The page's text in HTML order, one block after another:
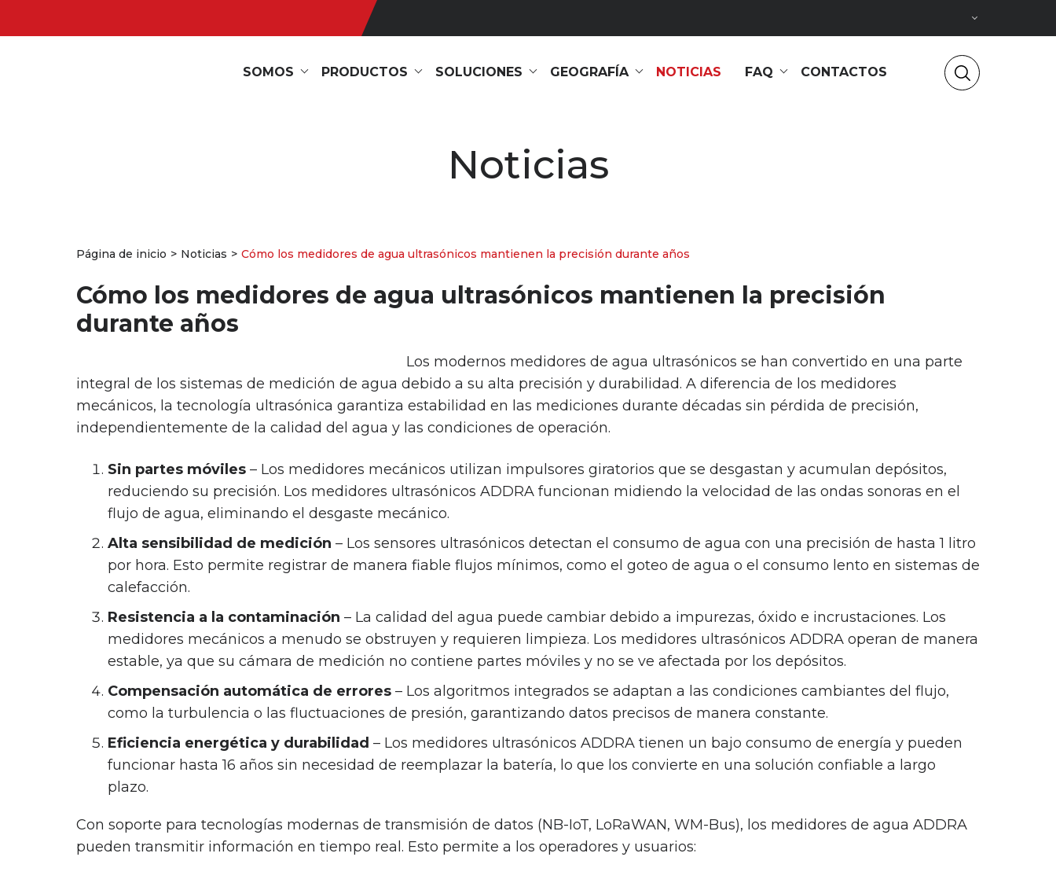
SOMOS PRODUCTOS SOLUCIONES GEOGRAFÍA NOTICIAS FAQ CONTACTOS
Noticias
Página de inicio Noticias Cómo los medidores de agua ultrasónicos mantienen la precisión durante años
Cómo los medidores de agua ultrasónicos mantienen la precisión
durante años
Los modernos medidores de agua ultrasónicos se han convertido en una parte
integral de los sistemas de medición de agua debido a su alta precisión y durabilidad. A diferencia de los medidores
mecánicos, la tecnología ultrasónica garantiza estabilidad en las mediciones durante décadas sin pérdida de precisión,
independientemente de la calidad del agua y las condiciones de operación.
Sin partes móviles – Los medidores mecánicos utilizan impulsores giratorios que se desgastan y acumulan depósitos,
reduciendo su precisión. Los medidores ultrasónicos ADDRA funcionan midiendo la velocidad de las ondas sonoras en el
flujo de agua, eliminando el desgaste mecánico.
Alta sensibilidad de medición – Los sensores ultrasónicos detectan el consumo de agua con una precisión de hasta 1 litro
por hora. Esto permite registrar de manera fiable flujos mínimos, como el goteo de agua o el consumo lento en sistemas de
calefacción.
Resistencia a la contaminación – La calidad del agua puede cambiar debido a impurezas, óxido e incrustaciones. Los
medidores mecánicos a menudo se obstruyen y requieren limpieza. Los medidores ultrasónicos ADDRA operan de manera
estable, ya que su cámara de medición no contiene partes móviles y no se ve afectada por los depósitos.
Compensación automática de errores – Los algoritmos integrados se adaptan a las condiciones cambiantes del flujo,
como la turbulencia o las fluctuaciones de presión, garantizando datos precisos de manera constante.
Eficiencia energética y durabilidad – Los medidores ultrasónicos ADDRA tienen un bajo consumo de energía y pueden
funcionar hasta 16 años sin necesidad de reemplazar la batería, lo que los convierte en una solución confiable a largo
plazo.
Con soporte para tecnologías modernas de transmisión de datos (NB-IoT, LoRaWAN, WM-Bus), los medidores de agua ADDRA
pueden transmitir información en tiempo real. Esto permite a los operadores y usuarios: